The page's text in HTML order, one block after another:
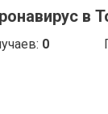
в
0